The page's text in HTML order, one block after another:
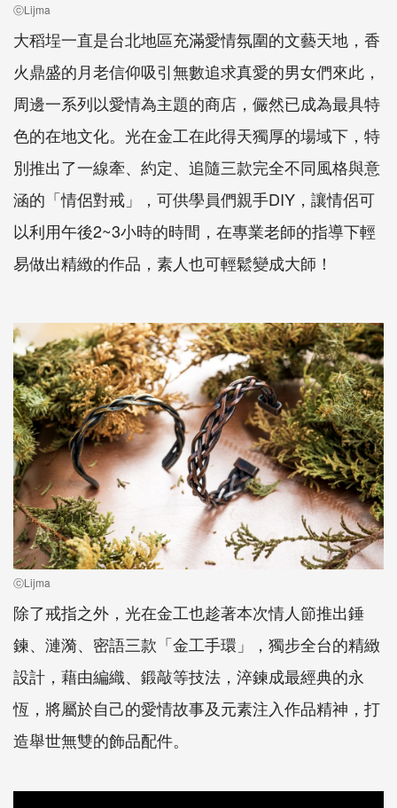
ⓒLijma
大稻埕一直是台北地區充滿愛情氛圍的文藝天地，香
火鼎盛的月老信仰吸引無數追求真愛的男女們來此，
周邊一系列以愛情為主題的商店，儼然已成為最具特
色的在地文化。光在金工在此得天獨厚的場域下，特
別推出了一線牽、約定、追隨三款完全不同風格與意
涵的「情侶對戒」，可供學員們親手DIY，讓情侶可
以利用午後2~3小時的時間，在專業老師的指導下輕
易做出精緻的作品，素人也可輕鬆變成大師！
ⓒLijma
除了戒指之外，光在金工也趁著本次情人節推出錘
鍊、漣漪、密語三款「金工手環」，獨步全台的精緻
設計，藉由編織、鍛敲等技法，淬鍊成最經典的永
恆，將屬於自己的愛情故事及元素注入作品精神，打
造舉世無雙的飾品配件。